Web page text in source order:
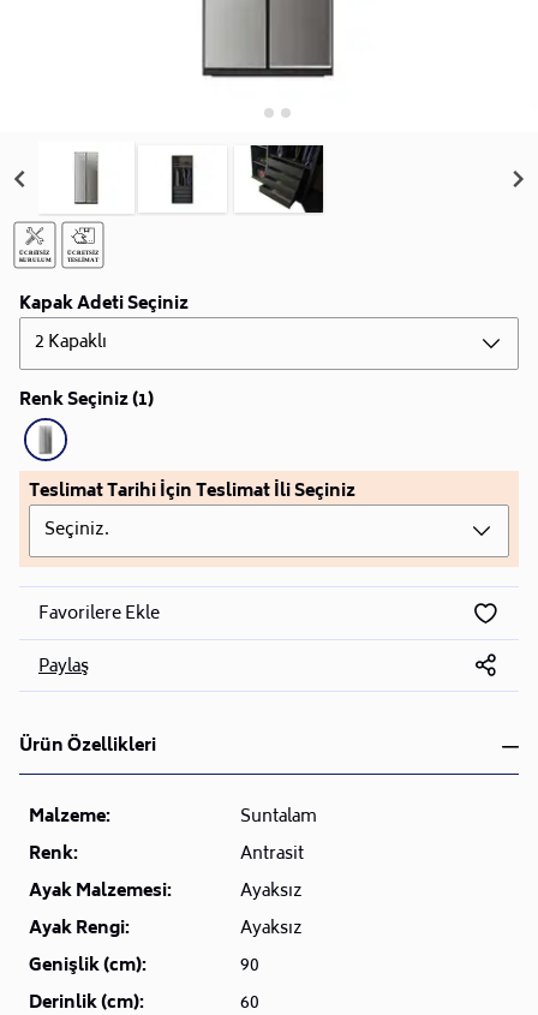
Kapak Adeti Seçiniz
2 Kapaklı
Renk Seçiniz (1)
Teslimat Tarihi İçin Teslimat İli Seçiniz
Seçiniz.
Favorilere Ekle
Paylaş
Ürün Özellikleri
Malzeme:
Suntalam
Renk:
Antrasit
Ayak Malzemesi:
Ayaksız
Ayak Rengi:
Ayaksız
Genişlik (cm):
90
Derinlik (cm):
60